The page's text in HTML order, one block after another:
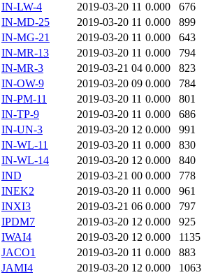
IN-LW-4
2019-03-20 11 0.000
676
IN-MD-25
2019-03-20 11 0.000
899
IN-MG-21
2019-03-20 11 0.000
643
IN-MR-13
2019-03-20 11 0.000
794
IN-MR-3
2019-03-21 04 0.000
823
IN-OW-9
2019-03-20 09 0.000
784
IN-PM-11
2019-03-20 11 0.000
801
IN-TP-9
2019-03-20 11 0.000
686
IN-UN-3
2019-03-20 12 0.000
991
IN-WL-11
2019-03-20 11 0.000
830
IN-WL-14
2019-03-20 12 0.000
840
IND
2019-03-21 00 0.000
778
INEK2
2019-03-20 11 0.000
961
INXI3
2019-03-21 06 0.000
797
IPDM7
2019-03-20 12 0.000
925
IWAI4
2019-03-20 12 0.000
1135
JACO1
2019-03-20 11 0.000
883
JAMI4
2019-03-20 12 0.000
1063